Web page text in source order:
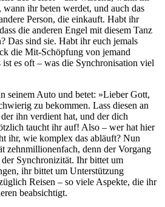
ihr beten werdet, und auch das
Person, die einkauft. Habt ihr
die anderen Engel mit diesem Tanz
Das sind sie. Habt ihr euch jemals
die Mit-Schöpfung von jemand
ist es oft – was die Synchronisation viel
seinem Auto und betet: »Lieber Gott,
zu bekommen. Lass diesen an
ihn verdient hat, und der dich
taucht ihr auf! Also – wer hat hier
ihr, wie komplex das abläuft? Nun
zehnmillionenfach, denn der Vorgang
Synchronizität. Ihr bittet um
ihr bittet um Unterstützung
Reisen – so viele Aspekte, die ihr
beabsichtigt.